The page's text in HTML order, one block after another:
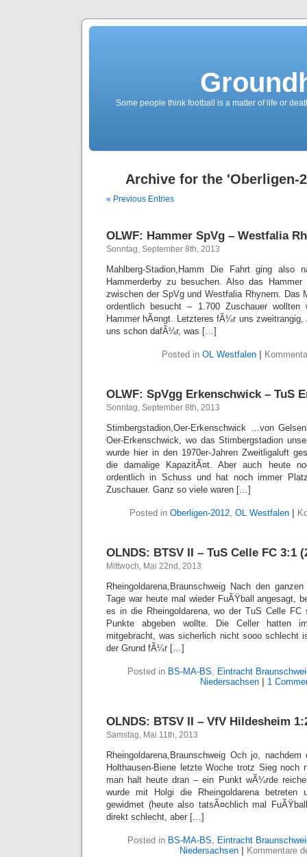
Some people think football is a matter of life or
Archive for the 'Oberligen-
« Previous Entries
OLWF: Hammer SpVg – Westfalia
Sonntag, September 8th, 2013
Mahlberg-Stadion,Hamm Die Fahrt ging also
Hammerderby zu besuchen. Also das
zwischen der SpVg und Westfalia Rhynern. Das
ordentlich besucht – 1.700 Zuschauer
Hammer hÃ¤ngt. Letzteres fÃ¼r uns zweitrangig,
uns schon dafÃ¼r, was […]
Posted in OL Westfalen
OLWF: SpVgg Erkenschwick – TuS
Sonntag, September 8th, 2013
Stimbergstadion,Oer-Erkenschwick …von
Oer-Erkenschwick, wo das Stimbergstadion
wurde hier in den 1970er-Jahren Zweitligaluft
die damalige KapazitÃ¤t. Aber auch heute
ordentlich in Schuss und hat noch immer
Zuschauer. Ganz so viele waren […]
Posted in Oberligen-2012, OL Westfalen
OLNDS: BTSV II – TuS Celle FC 3:1
Mittwoch, Mai 22nd, 2013
Rheingoldarena,Braunschweig Nach den
Tage war heute mal wieder FuÃŸball angesagt,
es in die Rheingoldarena, wo der TuS Celle FC
Punkte abgeben wollte. Die Celler hatten
mitgebracht, was sicherlich nicht sooo schlecht
der Grund fÃ¼r […]
Posted in BS-MA-BS, Eintracht
Niedersachsen
1
OLNDS: BTSV II – VfV Hildesheim
Samstag, Mai 11th, 2013
Rheingoldarena,Braunschweig Och jo,
Holthausen-Biene letzte Woche trotz Sieg noch
man halt heute dran – ein Punkt wÃ¼rde
wurde mit Holgi die Rheingoldarena betreten
gewidmet (heute also tatsÃ¤chlich mal
direkt schlecht, aber […]
Posted in BS-MA-BS, Eintracht
Niedersachsen
Kommentare